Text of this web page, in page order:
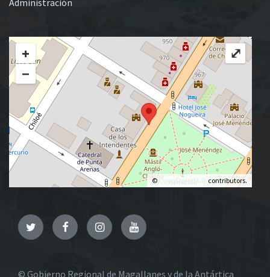
Administración
+
−
© OpenStreetMap contributors.
⤢
TwitterFacebookInstagramYouTube
© Gobierno Regional de Magallanes y de la Antártica